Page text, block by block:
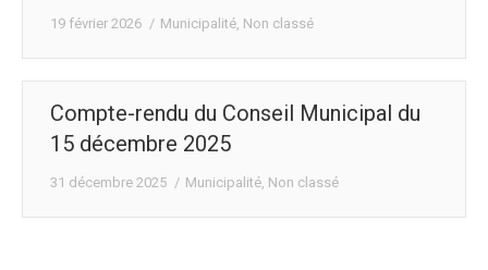
19 février 2026 Municipalité, Non classé
Compte-rendu du Conseil Municipal du
15 décembre 2025
31 décembre 2025 Municipalité, Non classé